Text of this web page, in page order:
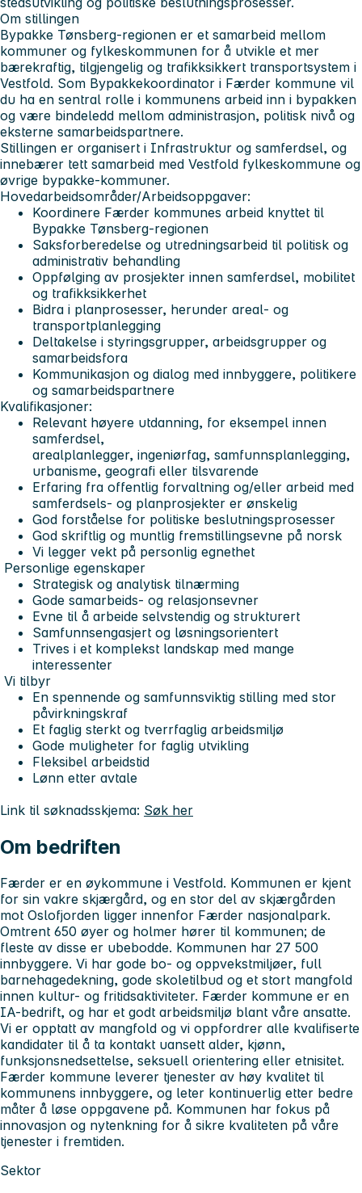
Om stillingen
Bypakke Tønsberg-regionen er et samarbeid mellom
kommuner og fylkeskommunen for å utvikle et mer
bærekraftig, tilgjengelig og trafikksikkert transportsystem i
Vestfold. Som Bypakkekoordinator i Færder kommune vil
du ha en sentral rolle i kommunens arbeid inn i bypakken
og være bindeledd mellom administrasjon, politisk nivå og
eksterne samarbeidspartnere.
Stillingen er organisert i Infrastruktur og samferdsel, og
innebærer tett samarbeid med Vestfold fylkeskommune og
øvrige bypakke-kommuner.
Hovedarbeidsområder/Arbeidsoppgaver:
Koordinere Færder kommunes arbeid knyttet til
Bypakke Tønsberg-regionen
Saksforberedelse og utredningsarbeid til politisk og
administrativ behandling
Oppfølging av prosjekter innen samferdsel, mobilitet
og trafikksikkerhet
Bidra i planprosesser, herunder areal- og
transportplanlegging
Deltakelse i styringsgrupper, arbeidsgrupper og
samarbeidsfora
Kommunikasjon og dialog med innbyggere, politikere
og samarbeidspartnere
Kvalifikasjoner:
Relevant høyere utdanning, for eksempel innen
samferdsel,
arealplanlegger, ingeniørfag, samfunnsplanlegging,
urbanisme, geografi eller tilsvarende
Erfaring fra offentlig forvaltning og/eller arbeid med
samferdsels- og planprosjekter er ønskelig
God forståelse for politiske beslutningsprosesser
God skriftlig og muntlig fremstillingsevne på norsk
Vi legger vekt på personlig egnethet
Personlige egenskaper
Strategisk og analytisk tilnærming
Gode samarbeids- og relasjonsevner
Evne til å arbeide selvstendig og strukturert
Samfunnsengasjert og løsningsorientert
Trives i et komplekst landskap med mange
interessenter
Vi tilbyr
En spennende og samfunnsviktig stilling med stor
påvirkningskraf
Et faglig sterkt og tverrfaglig arbeidsmiljø
Gode muligheter for faglig utvikling
Fleksibel arbeidstid
Lønn etter avtale
Link til søknadsskjema: Søk her
Om bedriften
Færder er en øykommune i Vestfold. Kommunen er kjent
for sin vakre skjærgård, og en stor del av skjærgården
mot Oslofjorden ligger innenfor Færder nasjonalpark.
Omtrent 650 øyer og holmer hører til kommunen; de
fleste av disse er ubebodde. Kommunen har 27 500
innbyggere. Vi har gode bo- og oppvekstmiljøer, full
barnehagedekning, gode skoletilbud og et stort mangfold
innen kultur- og fritidsaktiviteter. Færder kommune er en
IA-bedrift, og har et godt arbeidsmiljø blant våre ansatte.
Vi er opptatt av mangfold og vi oppfordrer alle kvalifiserte
kandidater til å ta kontakt uansett alder, kjønn,
funksjonsnedsettelse, seksuell orientering eller etnisitet.
Færder kommune leverer tjenester av høy kvalitet til
kommunens innbyggere, og leter kontinuerlig etter bedre
måter å løse oppgavene på. Kommunen har fokus på
innovasjon og nytenkning for å sikre kvaliteten på våre
tjenester i fremtiden.
Sektor